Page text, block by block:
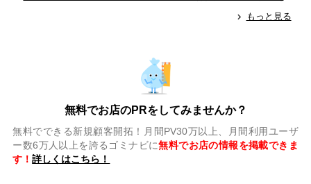
もっと見る
無料でお店のPRをしてみませんか？
無料でできる新規顧客開拓！月間PV30万以上、月間利用ユーザ
ー数6万人以上を誇るゴミナビに無料でお店の情報を掲載できま
す！詳しくはこちら！